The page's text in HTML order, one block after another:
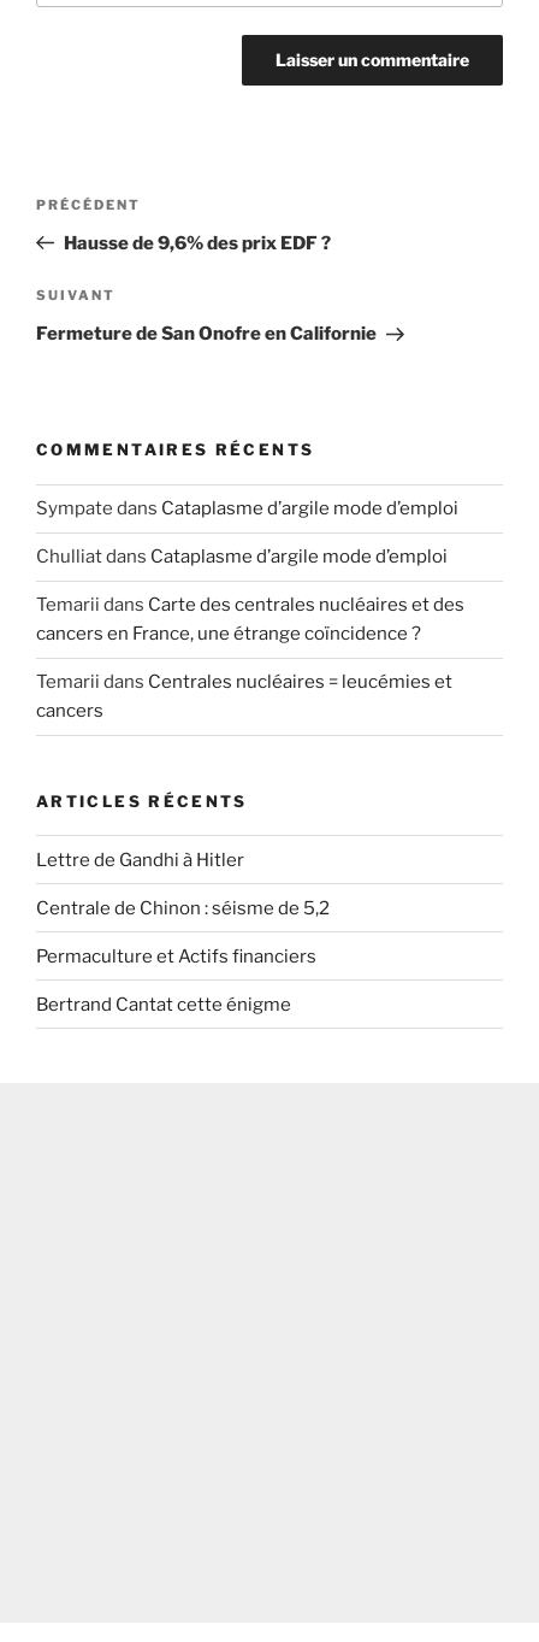
Navigation
l’article
Article
précédent
PRÉCÉDENT
Hausse de 9,6% des prix EDF ?
Article
suivant
SUIVANT
Fermeture de San Onofre en Californie
COMMENTAIRES RÉCENTS
Sympate dans Cataplasme d’argile mode d’emploi
Chulliatdans Cataplasme d’argile mode d’emploi
Temarii dans Carte des centrales nucléaires et des
cancers en France, une étrange coïncidence ?
Temarii dans Centrales nucléaires = leucémies et
cancers
ARTICLES RÉCENTS
Lettre de Gandhi à Hitler
Centrale de Chinon : séisme de 5,2
Permaculture et Actifs financiers
Bertrand Cantat cette énigme